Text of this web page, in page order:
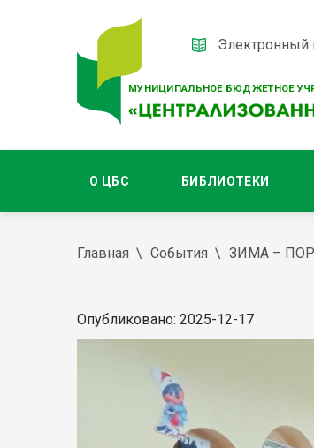
МУНИЦИПАЛЬНОЕ БЮДЖЕТНОЕ
Электронный
О ЦБС БИБЛИОТЕКИ
Главная События ЗИМА –
Опубликовано: 2025-12-17